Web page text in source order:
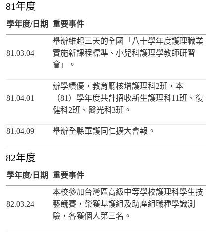
81年度
學年度/日期 重要事件
81.03.04
舉辦維起三天的全國「八十學年度護理職業
實施新課程標準、小兒科護理學教師研習
會」。
81.04.01
辦學績優，教育廳核增護理科2班，本
（81）學年度共計招收新生護理科11班、復
健科2班、醫光科3班。
81.04.09 舉辦全縣軍護同仁擴大會報。
82年度
學年度/日期 重要事件
82.03.24
本校參加台灣區高級中等學校護理科學生技
藝競賽，榮獲基護組及助產組職種學識測
驗，各獲個人第三名。